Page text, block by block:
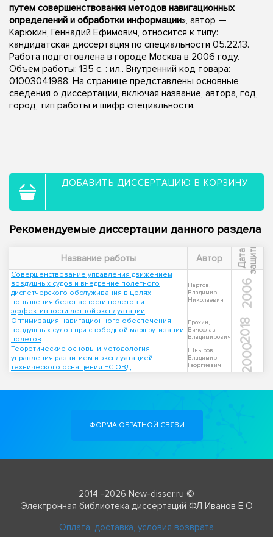
путем совершенствования методов навигационных
определений и обработки информации», автор —
Карюкин, Геннадий Ефимович, относится к типу:
кандидатская диссертация по специальности 05.22.13.
Работа подготовлена в городе Москва в 2006 году.
Объем работы: 135 с. : ил.. Внутренний код товара:
01003041988. На странице представлены основные
сведения о диссертации, включая название, автора, год,
город, тип работы и шифр специальности.
ДОБАВИТЬ ДИССЕРТАЦИЮ В КОРЗИНУ
Рекомендуемые диссертации данного раздела
Название работы Автор Д
а
т
а
з
а
щ
и
т ы
Совершенствование управления движением
воздушных судов и внедрение полетного
диспетчерского обслуживания в целях
повышения безопасности полетов и
эффективности летной эксплуатации
Нартов,
Владимир
Николаевич
2006
Оптимизация навигационного обеспечения
воздушных судов при свободной маршрутизации
полетов
Ерохин,
Вячеслав
Владимирович
2018
Теоретические основы и методология
управления развитием и эксплуатацией
технического оснащения ЕС ОВД
Шныров,
Владимир
Георгиевич
2000
ФОРМА ОБРАТНОЙ СВЯЗИ
2014 -2026 New-disser.ru ©
Электронная библиотека диссертаций ФЛ Иванов Е О
Оплата, доставка, условия возврата